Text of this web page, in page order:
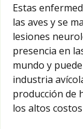
Estas
las aves y se
lesiones
presencia en
mundo y
industria
producción de
los altos